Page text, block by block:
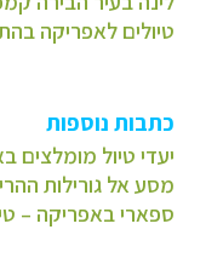
טיולים לאפריקה
כתבות נוספות
יעדי טיול מומלצים
מסע אל גורילות
ספארי באפריקה –